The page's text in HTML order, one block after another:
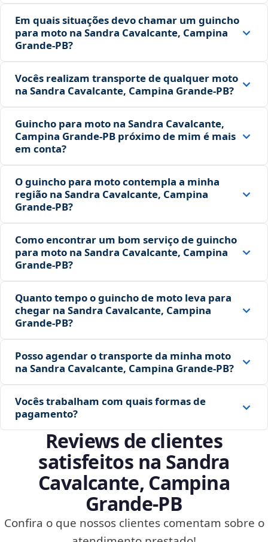
Em quais situações devo chamar um guincho
para moto na Sandra Cavalcante, Campina
Grande‑PB?
Vocês realizam transporte de qualquer moto
na Sandra Cavalcante, Campina Grande‑PB?
Guincho para moto na Sandra Cavalcante,
Campina Grande‑PB próximo de mim é mais
em conta?
O guincho para moto contempla a minha
região na Sandra Cavalcante, Campina
Grande‑PB?
Como encontrar um bom serviço de guincho
para moto na Sandra Cavalcante, Campina
Grande‑PB?
Quanto tempo o guincho de moto leva para
chegar na Sandra Cavalcante, Campina
Grande‑PB?
Posso agendar o transporte da minha moto
na Sandra Cavalcante, Campina Grande‑PB?
Vocês trabalham com quais formas de
pagamento?
Reviews de clientes
satisfeitos na Sandra
Cavalcante, Campina
Grande‑PB
Confira o que nossos clientes comentam sobre o